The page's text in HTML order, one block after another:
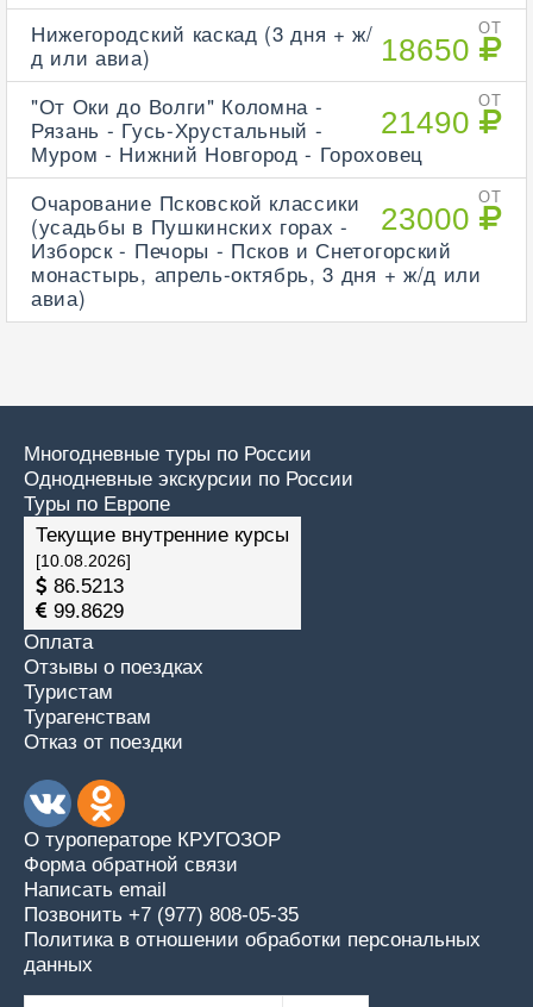
ОТ
18650
Нижегородский каскад (3 дня + ж/
д или авиа)
ОТ
21490
"От Оки до Волги" Коломна -
Рязань - Гусь-Хрустальный -
Муром - Нижний Новгород - Гороховец
ОТ
23000
Очарование Псковской классики
(усадьбы в Пушкинских горах -
Изборск - Печоры - Псков и Снетогорский
монастырь, апрель-октябрь, 3 дня + ж/д или
авиа)
Многодневные туры по России
Однодневные экскурсии по России
Туры по Европе
Текущие внутренние курсы
[10.08.2026]
86.5213
99.8629
Оплата
Отзывы о поездках
Туристам
Турагенствам
Отказ от поездки
О туроператоре КРУГОЗОР
Форма обратной связи
Написать email
Позвонить +7 (977) 808-05-35
Политика в отношении обработки персональных
данных